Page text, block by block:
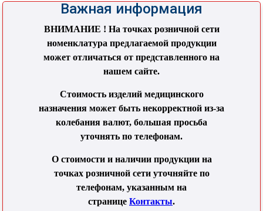
Важная информация
ВНИМАНИЕ ! На точках розничной сети
номенклатура предлагаемой продукции
может отличаться от представленного на
нашем сайте.
Стоимость изделий медицинского
назначения может быть некорректной из-за
колебания валют, большая просьба
уточнять по телефонам.
О стоимости и наличии продукции на
точках розничной сети уточняйте по
телефонам, указанным на
странице Контакты.